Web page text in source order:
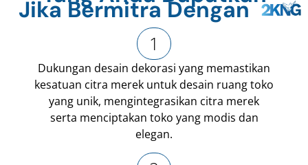
Jika Bermitra Dengan
1
Dukungan desain dekorasi yang memastikan
kesatuan citra merek untuk desain ruang toko
yang unik, mengintegrasikan citra merek
serta menciptakan toko yang modis dan
elegan.